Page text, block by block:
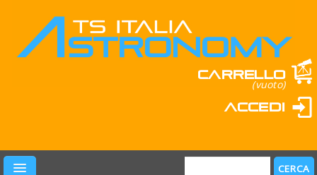
Carrello
(vuoto)
Accedi